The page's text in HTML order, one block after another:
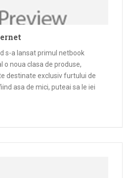
s-a lansat primul netbook
o noua clasa de produse,
destinate exclusiv furtului de
asa de mici, puteai sa le iei
fost chiar primul netbook care …